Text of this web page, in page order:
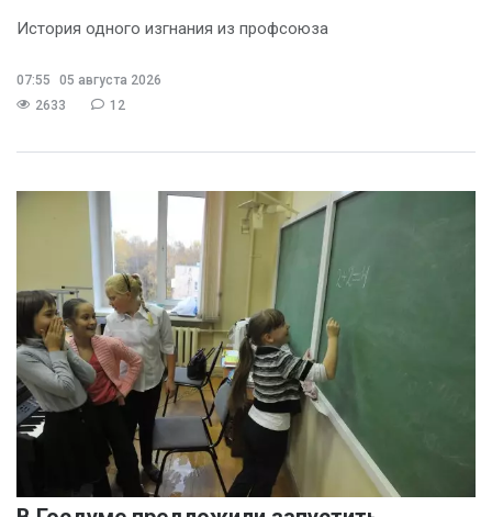
История одного изгнания из профсоюза
07:55
05 августа 2026
2633
12